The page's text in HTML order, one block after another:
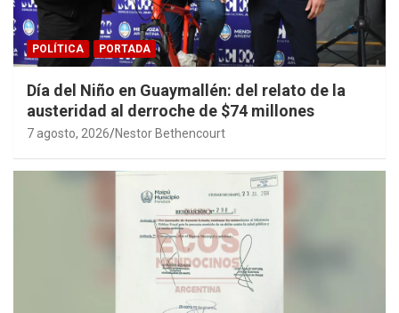
POLÍTICA PORTADA
Día del Niño en Guaymallén: del relato de la
austeridad al derroche de $74 millones
7 agosto, 2026 Nestor Bethencourt